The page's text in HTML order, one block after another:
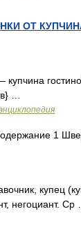
ОТ
купчина
…
1
купец
негоциант. Ср …